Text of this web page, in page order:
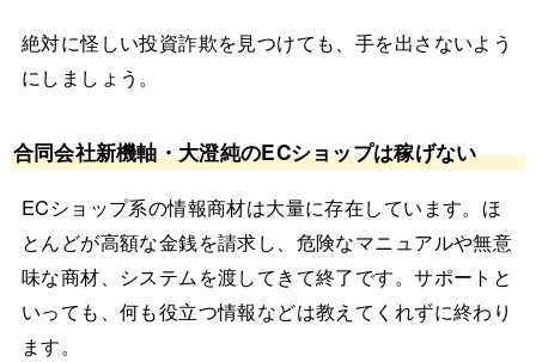
絶対に怪しい投資詐欺を見つけても、手を出さないよう
にしましょう。
合同会社新機軸・大澄純のECショップは稼げない
ECショップ系の情報商材は大量に存在しています。ほ
とんどが高額な金銭を請求し、危険なマニュアルや無意
味な商材、システムを渡してきて終了です。サポートと
いっても、何も役立つ情報などは教えてくれずに終わり
ます。